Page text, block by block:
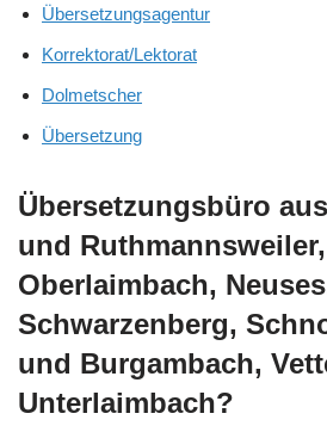
Übersetzungsagentur
Korrektorat/Lektorat
Dolmetscher
Übersetzung
Übersetzungsbüro
und Ruthmannsweiler,
Oberlaimbach,
Schwarzenberg,
und Burgambach,
Unterlaimbach?